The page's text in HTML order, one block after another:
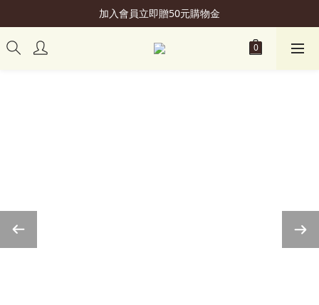
加入會員立即贈50元購物金
加入會員立即贈50元購物金
購買 滿NT$2,499，即享"超商免運"優惠